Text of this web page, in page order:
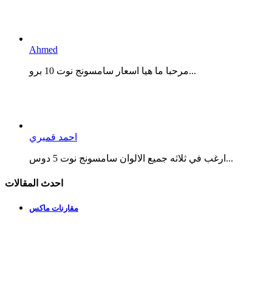
Ahmed
مرحبا ما هيا اسعار سامسونج نوت 10 برو...
احمد قميري
ارغب في ثلاثه جميع الالوان سامسونج نوت 5 دوس...
احدث المقالات
مقارنات ماكس